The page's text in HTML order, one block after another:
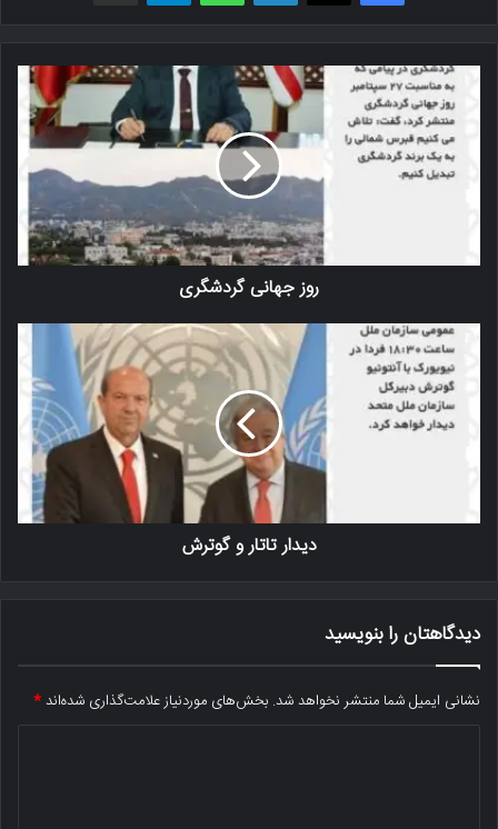
روز جهانی گردشگری
دیدار تاتار و گوترش
دیدگاهتان را بنویسید
نشانی ایمیل شما منتشر نخواهد شد. بخش‌های موردنیاز علامت‌گذاری شده‌اند*